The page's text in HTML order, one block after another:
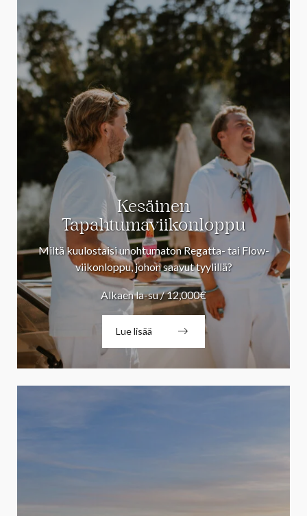
Kesäinen
Tapahtumaviikonloppu
Miltä kuulostaisi unohtumaton Regatta- tai Flow-
viikonloppu, johon saavut tyylillä?
Alkaen la-su / 12,000€
Lue lisää